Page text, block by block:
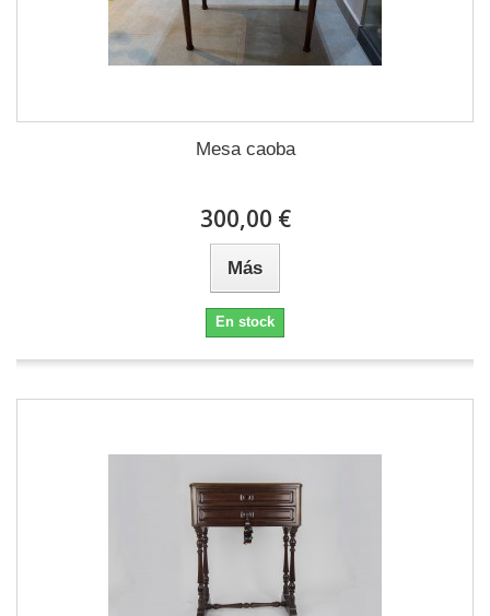
Mesa caoba
300,00 €
Más
En stock